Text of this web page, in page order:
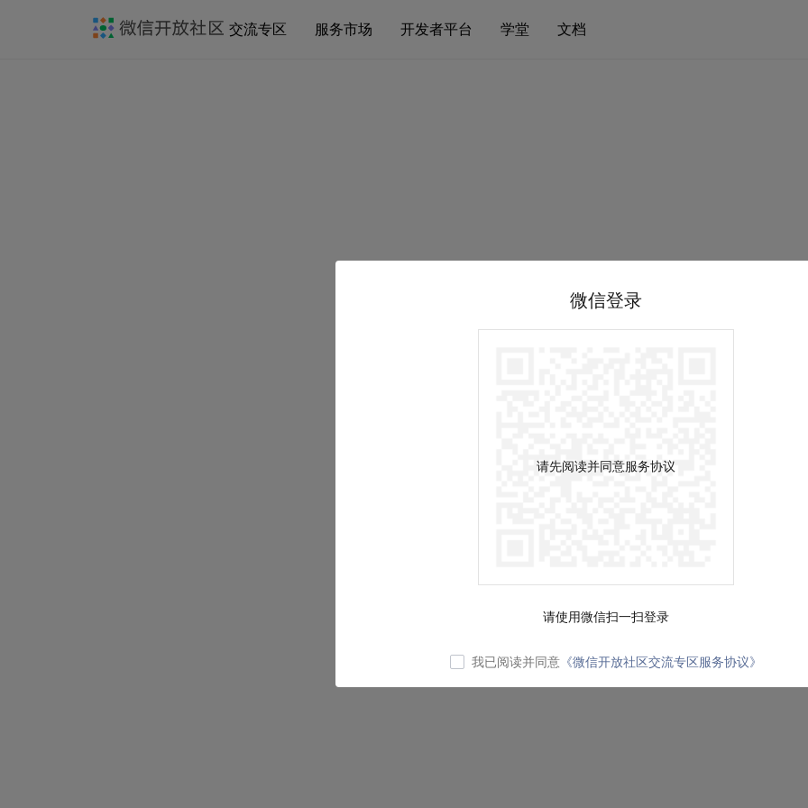
交流专区 服务市场 开发者平台 学堂 文档
微信登录
请先阅读并同意服务协议
请使用微信扫一扫登录
我已阅读并同意 《微信开放社区交流专区服务协议》